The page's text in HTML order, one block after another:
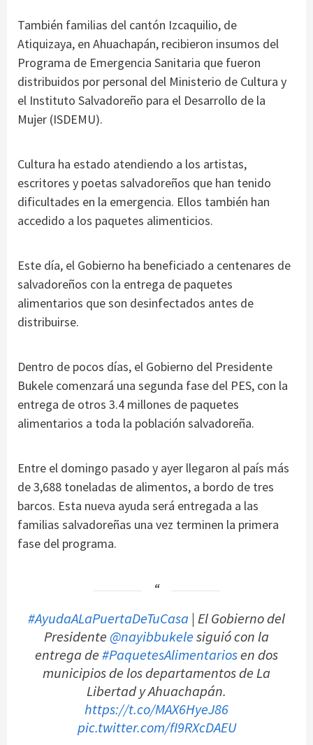
También familias del cantón Izcaquilio, de
Atiquizaya, en Ahuachapán, recibieron insumos del
Programa de Emergencia Sanitaria que fueron
distribuidos por personal del Ministerio de Cultura y
el Instituto Salvadoreño para el Desarrollo de la
Mujer (ISDEMU).
Cultura ha estado atendiendo a los artistas,
escritores y poetas salvadoreños que han tenido
dificultades en la emergencia. Ellos también han
accedido a los paquetes alimenticios.
Este día, el Gobierno ha beneficiado a centenares de
salvadoreños con la entrega de paquetes
alimentarios que son desinfectados antes de
distribuirse.
Dentro de pocos días, el Gobierno del Presidente
Bukele comenzará una segunda fase del PES, con la
entrega de otros 3.4 millones de paquetes
alimentarios a toda la población salvadoreña.
Entre el domingo pasado y ayer llegaron al país más
de 3,688 toneladas de alimentos, a bordo de tres
barcos. Esta nueva ayuda será entregada a las
familias salvadoreñas una vez terminen la primera
fase del programa.
#AyudaALaPuertaDeTuCasa | El Gobierno del
Presidente @nayibbukelesiguió con la
entrega de#PaquetesAlimentariosen dos
municipios de los departamentos de La
Libertad y Ahuachapán.
https://t.co/MAX6HyeJ86
pic.twitter.com/fI9RXcDAEU